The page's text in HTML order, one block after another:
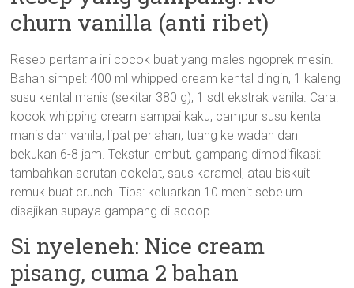
churn vanilla (anti ribet)
Resep pertama ini cocok buat yang males ngoprek mesin.
Bahan simpel: 400 ml whipped cream kental dingin, 1 kaleng
susu kental manis (sekitar 380 g), 1 sdt ekstrak vanila. Cara:
kocok whipping cream sampai kaku, campur susu kental
manis dan vanila, lipat perlahan, tuang ke wadah dan
bekukan 6-8 jam. Tekstur lembut, gampang dimodifikasi:
tambahkan serutan cokelat, saus karamel, atau biskuit
remuk buat crunch. Tips: keluarkan 10 menit sebelum
disajikan supaya gampang di-scoop.
Si nyeleneh: Nice cream
pisang, cuma 2 bahan